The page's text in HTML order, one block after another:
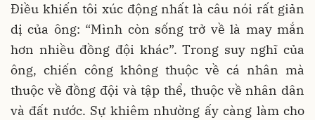
Điều khiến tôi xúc động nhất là câu nói rất giản
dị của ông: “Mình còn sống trở về là may mắn
hơn nhiều đồng đội khác”. Trong suy nghĩ của
ông, chiến công không thuộc về cá nhân mà
thuộc về đồng đội và tập thể, thuộc về nhân dân
và đất nước. Sự khiêm nhường ấy càng làm cho